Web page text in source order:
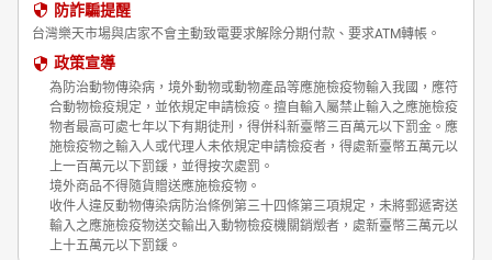
防詐騙提醒
台灣樂天市場與店家不會主動致電要求解除分期付款、要求ATM轉帳。
政策宣導
為防治動物傳染病，境外動物或動物產品等應施檢疫物輸入我國，應符
合動物檢疫規定，並依規定申請檢疫。擅自輸入屬禁止輸入之應施檢疫
物者最高可處七年以下有期徒刑，得併科新臺幣三百萬元以下罰金。應
施檢疫物之輸入人或代理人未依規定申請檢疫者，得處新臺幣五萬元以
上一百萬元以下罰鍰，並得按次處罰。
境外商品不得隨貨贈送應施檢疫物。
收件人違反動物傳染病防治條例第三十四條第三項規定，未將郵遞寄送
輸入之應施檢疫物送交輸出入動物檢疫機關銷燬者，處新臺幣三萬元以
上十五萬元以下罰鍰。